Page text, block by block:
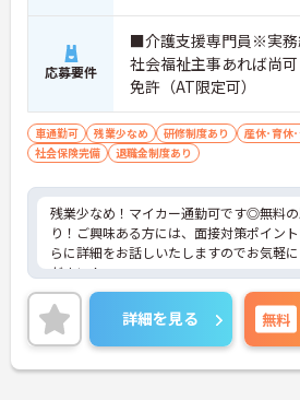
応募要件
■介護支援専門員※実
社会福祉主事あれば尚
免許（AT限定可）
車通勤可 残業少なめ 研修制度あり
産休･育休
社会保険完備
退職金制度あり
残業少なめ！マイカー通勤可です◎無料
り！ご興味ある方には、面接対策ポイン
らに詳細をお話しいたしますのでお気軽
ださい！
詳細を見る 無料